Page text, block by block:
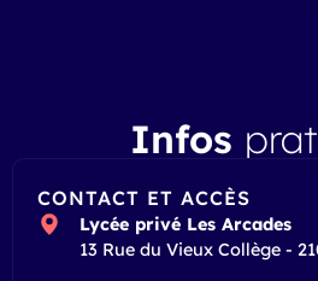
Infos
CONTACT ET ACCÈS
Lycée privé Les Arcades
13 Rue du Vieux Collège -